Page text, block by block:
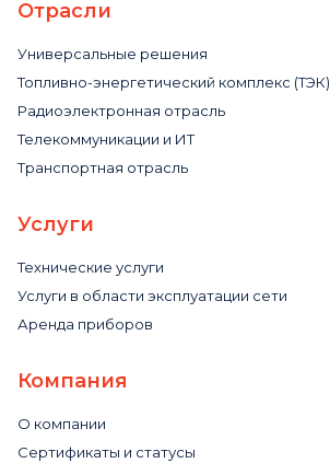
Отрасли
Универсальные решения
Топливно-энергетический комплекс (ТЭК)
Радиоэлектронная отрасль
Телекоммуникации и ИТ
Транспортная отрасль
Услуги
Технические услуги
Услуги в области эксплуатации сети
Аренда приборов
Компания
О компании
Сертификаты и статусы